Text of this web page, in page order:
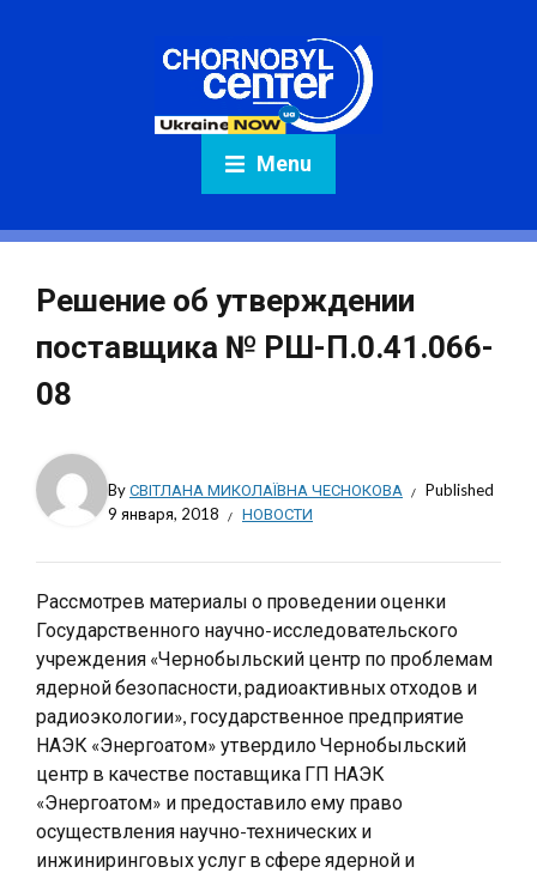
Menu
Решение об утверждении
поставщика № РШ-П.0.41.066-
08
ByСВІТЛАНА МИКОЛАЇВНА ЧЕСНОКОВА
Published
9 января, 2018
НОВОСТИ
Рассмотрев материалы о проведении оценки
Государственного научно-исследовательского
учреждения «Чернобыльский центр по проблемам
ядерной безопасности, радиоактивных отходов и
радиоэкологии», государственное предприятие
НАЭК «Энергоатом» утвердило Чернобыльский
центр в качестве поставщика ГП НАЭК
«Энергоатом» и предоставило ему право
осуществления научно-технических и
инжиниринговых услуг в сфере ядерной и